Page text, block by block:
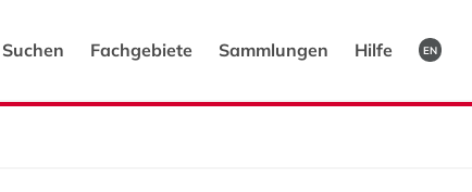
Suchen Fachgebiete Sammlungen Hilfe EN